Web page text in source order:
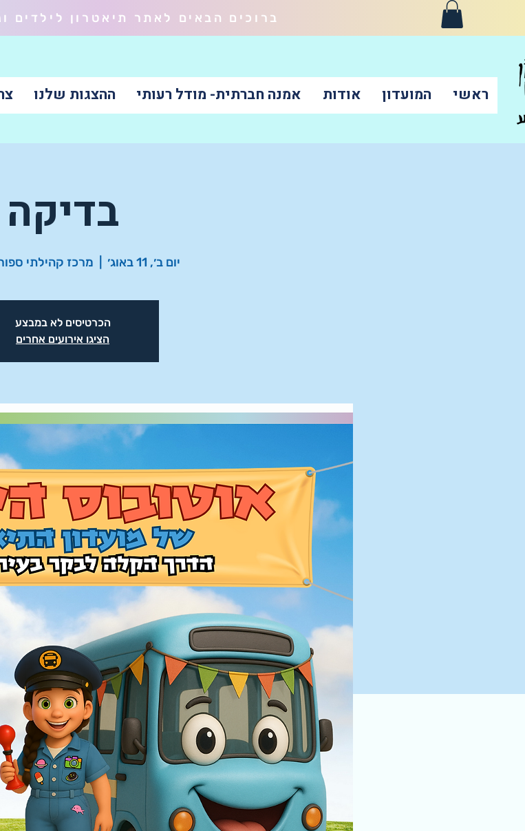
ברוכים הבאים לאתר תיאטרון
ראשי המועדון אודות אמנה חברתית- מודל רעותי ההצגות שלנו
בדיקה
יום ב׳, 11 באוג׳ מרכז קהילתי
הכרטיסים לא במבצע
הציגו אירועים אחרים